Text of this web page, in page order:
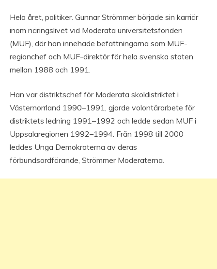
Hela året, politiker. Gunnar Strömmer började sin karriär
inom näringslivet vid Moderata universitetsfonden
(MUF), där han innehade befattningarna som MUF-
regionchef och MUF-direktör för hela svenska staten
mellan 1988 och 1991.
Han var distriktschef för Moderata skoldistriktet i
Västernorrland 1990–1991, gjorde volontärarbete för
distriktets ledning 1991–1992 och ledde sedan MUF i
Uppsalaregionen 1992–1994. Från 1998 till 2000
leddes Unga Demokraterna av deras
förbundsordförande, Strömmer Moderaterna.